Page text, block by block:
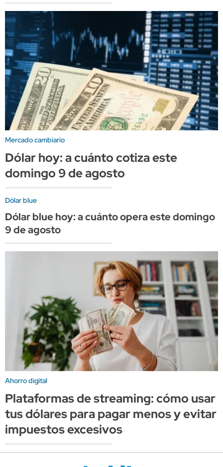
Mercado cambiario
Dólar hoy: a cuánto cotiza este
domingo 9 de agosto
Dólar blue
Dólar blue hoy: a cuánto opera este domingo
9 de agosto
Ahorro digital
Plataformas de streaming: cómo usar
tus dólares para pagar menos y evitar
impuestos excesivos